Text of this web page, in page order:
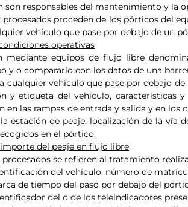
son responsables del mantenimiento y la
proceden de los pórticos del
vehículo que pase por debajo de un
operativas
mediante equipos de flujo libre
y o compararlo con los datos de una
cualquier vehículo que pase por debajo
y etiqueta del vehículo, características
en las rampas de entrada y salida y en los
estación de peaje: localización de la
en el pórtico.
del peaje en flujo libre
se refieren al tratamiento
del vehículo: número de
de tiempo del paso por debajo del
del o de los teleindicadores